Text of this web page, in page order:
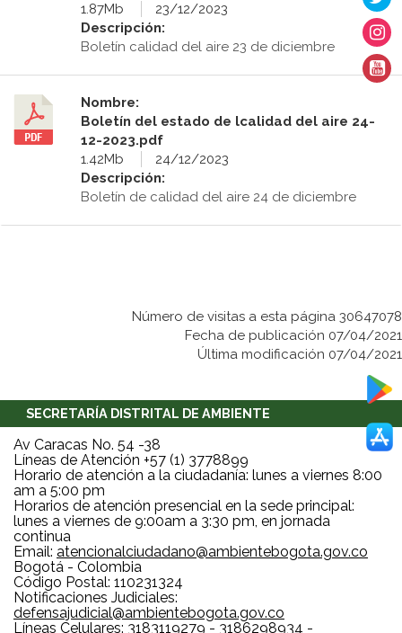
1.87Mb
23/12/2023
Descripción:
Boletín calidad del aire 23 de diciembre
Nombre:
Boletín del estado de lcalidad del aire 24-
12-2023.pdf
1.42Mb
24/12/2023
Descripción:
Boletín de calidad del aire 24 de diciembre
Número de visitas a esta página 30647078
Fecha de publicación 07/04/2021
Última modificación 07/04/2021
SECRETARÍA DISTRITAL DE AMBIENTE
Av Caracas No. 54 -38
Líneas de Atención +57 (1) 3778899
Horario de atención a la ciudadanía: lunes a viernes 8:00
am a 5:00 pm
Horarios de atención presencial en la sede principal:
lunes a viernes de 9:00am a 3:30 pm, en jornada
continua
Email: atencionalciudadano@ambientebogota.gov.co
Bogotá - Colombia
Código Postal: 110231324
Notificaciones Judiciales:
defensajudicial@ambientebogota.gov.co
Líneas Celulares: 3183119279 - 3186298934 -